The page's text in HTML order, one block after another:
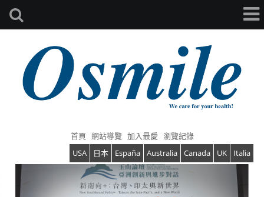
首頁 網站導覽 加入最愛
USA
日本 España Australia Canada UK Italia
瀏覽紀錄